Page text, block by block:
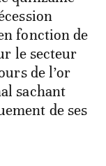
fonction de
le secteur
de l’or
sachant
de ses